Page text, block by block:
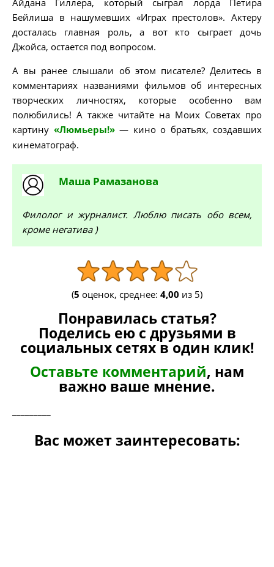
Бейлиша в нашумевших «Играх престолов». Актеру
досталась главная роль, а вот кто сыграет дочь
Джойса, остается под вопросом.
А вы ранее слышали об этом писателе? Делитесь в
комментариях названиями фильмов об интересных
творческих личностях, которые особенно вам
полюбились! А также читайте на Моих Советах про
картину «Люмьеры!»— кино о братьях, создавших
кинематограф.
Маша Рамазанова
Филолог и журналист. Люблю писать обо всем,
кроме негатива )
(5 оценок, среднее: 4,00 из 5)
Понравилась статья?
Поделись ею с друзьями в
социальных сетях в один клик!
Оставьте комментарий, нам
важно ваше мнение.
Вас может заинтересовать: